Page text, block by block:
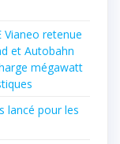
Vianeo retenue
et Autobahn
mégawatt
lancé pour les